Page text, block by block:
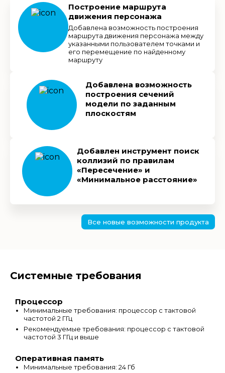
Построение маршрута
движения персонажа
Добавлена возможность построения
маршрута движения персонажа между
указанными пользователем точками и
его перемещение по найденному
маршруту
Добавлена возможность
построения сечений
модели по заданным
плоскостям
Добавлен инструмент поиск
коллизий по правилам
«Пересечение» и
«Минимальное расстояние»
Все новые возможности продукта
Системные требования
Процессор
Минимальные требования: процессор с тактовой
частотой 2 ГГц
Рекомендуемые требования: процессор с тактовой
частотой 3 ГГц и выше
Оперативная память
Минимальные требования: 24 Гб